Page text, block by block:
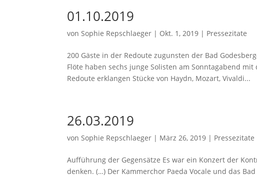
01.10.2019
vonSophie Repschlaeger | Okt. 1, 2019 | Pressezitate
200 Gäste in der Redoute zugunsten der Bad
Flöte haben sechs junge Solisten am Sonntagabend
Redoute erklangen Stücke von Haydn, Mozart, Vivaldi...
26.03.2019
vonSophie Repschlaeger | März 26, 2019 | Pressezitate
Aufführung der Gegensätze Es war ein Konzert der
denken. (…) Der Kammerchor Paeda Vocale und das